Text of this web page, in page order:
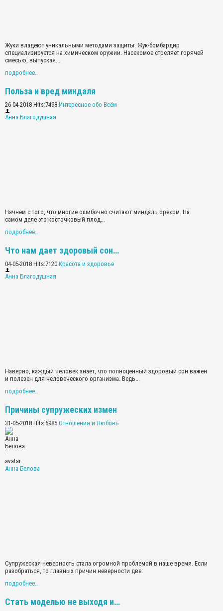
Жуки владеют уникальными методами защиты. Жук-бомбардир
специализируется на химическом оружии. Насекомое стреляет горячей
смесью, выпуская...
подробнее..
Польза и вред миндаля
26-04-2018 Hits:7498 Интересное обо Всём
Анна Благодушная
Начнем с того, что многие ошибочно считают миндаль орехом. На
самом деле это косточковый плод...
подробнее..
Что нам дает здоровый сон…
04-05-2018 Hits:7120 Красота и здоровье
Анна Благодушная
Наверно, каждый человек знает, что полноценный здоровый сон важен
и полезен для человеческого организма. Ведь...
подробнее..
Причины супружеских измен
31-05-2018 Hits:6985 Отношения и Любовь
Анна Белова
Супружеская неверность стала огромной проблемой в наше время. Если
разобраться, то главных причин неверности две:
подробнее..
Стать моделью не выходя и…